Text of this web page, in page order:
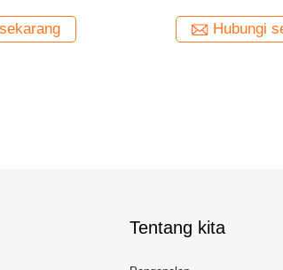
sekarang Hubungi
Tentang kita